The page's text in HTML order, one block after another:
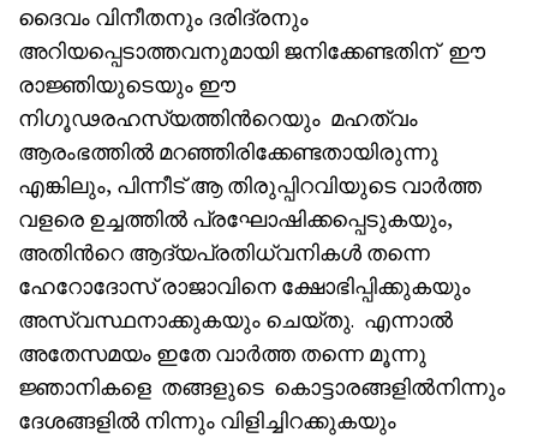
ദൈവം വിനീതനും ദരിദ്രനും
അറിയപ്പെടാത്തവനുമായി ജനിക്കേണ്ടതിന് ഈ
രാജ്ഞിയുടെയും ഈ
നിഗൂഢരഹസ്യത്തിൻറെയും മഹത്വം
ആരംഭത്തിൽ മറഞ്ഞിരിക്കേണ്ടതായിരുന്നു
എങ്കിലും, പിന്നീട് ആ തിരുപ്പിറവിയുടെ വാർത്ത
വളരെ ഉച്ചത്തിൽ പ്രഘോഷിക്കപ്പെടുകയും,
അതിൻറെ ആദ്യപ്രതിധ്വനികൾ തന്നെ
ഹേറോദോസ് രാജാവിനെ ക്ഷോഭിപ്പിക്കുകയും
അസ്വസ്ഥനാക്കുകയും ചെയ്തു. എന്നാൽ
അതേസമയം ഇതേ വാർത്ത തന്നെ മൂന്നു
ജ്ഞാനികളെ തങ്ങളുടെ കൊട്ടാരങ്ങളിൽനിന്നും
ദേശങ്ങളിൽ നിന്നും വിളിച്ചിറക്കുകയും